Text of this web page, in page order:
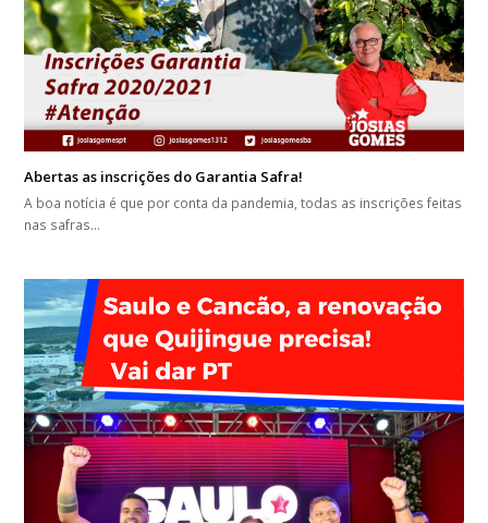
Abertas as inscrições do Garantia Safra!
A boa notícia é que por conta da pandemia, todas as inscrições feitas
nas safras…